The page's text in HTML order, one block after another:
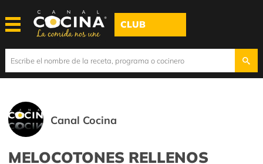
CLUB
Canal Cocina
MELOCOTONES RELLENOS